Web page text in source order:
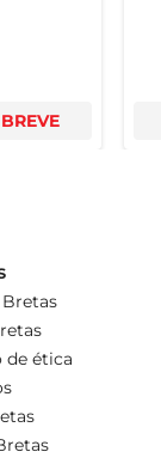
de ética